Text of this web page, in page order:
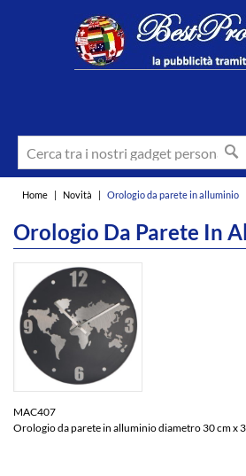
Home | Novità | Orologio da parete in alluminio
Orologio Da Parete In
MAC407
Orologio da parete in alluminio diametro 30 cm x